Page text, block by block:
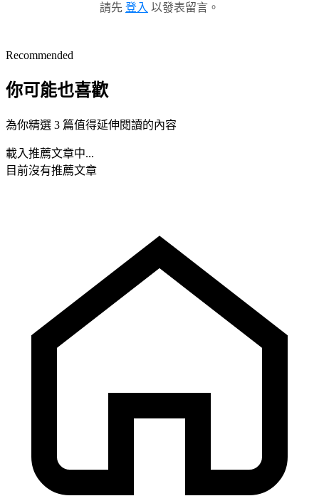
請先 登入 以發表留言。
Recommended
你可能也喜歡
為你精選 3 篇值得延伸閱讀的內容
載入推薦文章中...
目前沒有推薦文章